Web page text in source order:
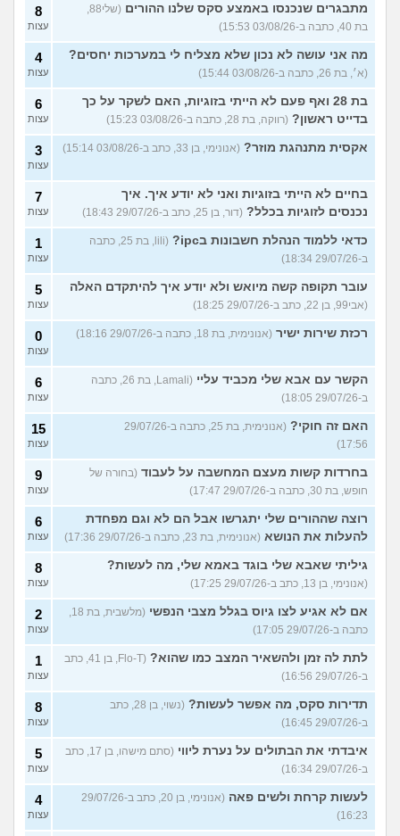
מתבגרים שנכנסו באמצע סקס שלנו ההורים
(שלי88,
בת 40, כתבה ב-03/08/26 15:53)
8
עצות
מה אני עושה לא נכון שלא מצליח לי במערכות יחסים?
(א׳, בת 26, כתבה ב-03/08/26 15:44)
4
עצות
בת 28 ואף פעם לא הייתי בזוגיות, האם לשקר על כך
בדייט ראשון? (רווקה, בת 28, כתבה ב-03/08/26 15:23)
6
עצות
אקסית מתנהגת מוזר? (אנונימי, בן 33, כתב ב-03/08/26 15:14) 3
עצות
בחיים לא הייתי בזוגיות ואני לא יודע איך. איך
נכנסים לזוגיות בכלל? (דור, בן 25, כתב ב-29/07/26 18:43)
7
עצות
כדאי ללמוד הנהלת חשבונות בipc?
(lili, בת 25, כתבה
ב-29/07/26 18:34)
1
עצות
עובר תקופה קשה מיואש ולא יודע איך להיתקדם האלה
(אבי99, בן 22, כתב ב-29/07/26 18:25)
5
עצות
רכזת שירות ישיר (אנונימית, בת 18, כתבה ב-29/07/26 18:16) 0
עצות
הקשר עם אבא שלי מכביד עליי
(Lamali, בת 26, כתבה
ב-29/07/26 18:05)
6
עצות
האם זה חוקי?
(אנונימית, בת 25, כתבה ב-29/07/26
17:56)
15
עצות
בחרדות קשות מעצם המחשבה על לעבוד (בחורה של
חופש, בת 30, כתבה ב-29/07/26 17:47)
9
עצות
רוצה שההורים שלי יתגרשו אבל הם לא וגם מפחדת
להעלות את הנושא (אנונימית, בת 23, כתבה ב-29/07/26 17:36)
6
עצות
גיליתי שאבא שלי בוגד באמא שלי, מה לעשות?
(אנונימי, בן 13, כתב ב-29/07/26 17:25)
8
עצות
אם לא אגיע לצו גיוס בגלל מצבי הנפשי
(מלשבית, בת 18,
כתבה ב-29/07/26 17:05)
2
עצות
לתת לה זמן ולהשאיר המצב כמו שהוא?
(Flo-T, בן 41, כתב
ב-29/07/26 16:56)
1
עצות
תדירות סקס, מה אפשר לעשות?
(נשוי, בן 28, כתב
ב-29/07/26 16:45)
8
עצות
איבדתי את הבתולים על נערת ליווי
(סתם מישהו, בן 17, כתב
ב-29/07/26 16:34)
5
עצות
לעשות קרחת ולשים פאה
(אנונימי, בן 20, כתב ב-29/07/26
16:23)
4
עצות